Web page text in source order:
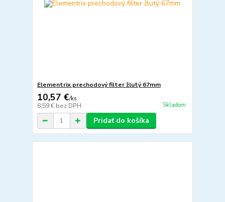
Elementrix prechodový filter žlutý 67mm
10,57 €/ks
8,59 € bez DPH Skladom
Pridať do košíka